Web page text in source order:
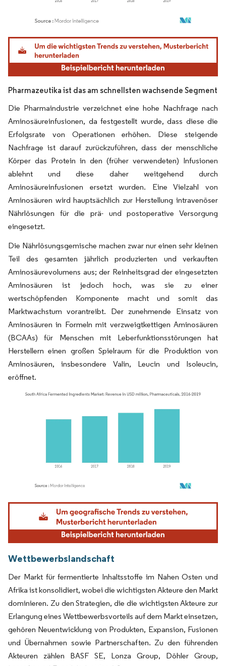
Bild © Mordor Intelligence. Wiederverwendung erfordert Namensnennung gemäß
Pharmazeutika ist das am schnellsten wachsende Segment
Die Pharmaindustrie verzeichnet eine hohe Nachfrage nach
Aminosäureinfusionen, da festgestellt wurde, dass diese die
Erfolgsrate von Operationen erhöhen. Diese steigende
Nachfrage ist darauf zurückzuführen, dass der menschliche
Körper das Protein in den (früher verwendeten) Infusionen
ablehnt und diese daher weitgehend durch
Aminosäureinfusionen ersetzt wurden. Eine Vielzahl von
Aminosäuren wird hauptsächlich zur Herstellung intravenöser
Nährlösungen für die prä- und postoperative Versorgung
eingesetzt.
Die Nährlösungsgemische machen zwar nur einen sehr kleinen
Teil des gesamten jährlich produzierten und verkauften
Aminosäurevolumens aus; der Reinheitsgrad der eingesetzten
Aminosäuren ist jedoch hoch, was sie zu einer
wertschöpfenden Komponente macht und somit das
Marktwachstum vorantreibt. Der zunehmende Einsatz von
Aminosäuren in Formeln mit verzweigtkettigen Aminosäuren
(BCAAs) für Menschen mit Leberfunktionsstörungen hat
Herstellern einen großen Spielraum für die Produktion von
Aminosäuren, insbesondere Valin, Leucin und Isoleucin,
eröffnet.
Bild © Mordor Intelligence. Wiederverwendung erfordert Namensnennung gemäß
Wettbewerbslandschaft
Der Markt für fermentierte Inhaltsstoffe im Nahen Osten und
Afrika ist konsolidiert, wobei die wichtigsten Akteure den Markt
dominieren. Zu den Strategien, die die wichtigsten Akteure zur
Erlangung eines Wettbewerbsvorteils auf dem Markt einsetzen,
gehören Neuentwicklung von Produkten, Expansion, Fusionen
und Übernahmen sowie Partnerschaften. Zu den führenden
Akteuren zählen BASF SE, Lonza Group, Döhler Group,